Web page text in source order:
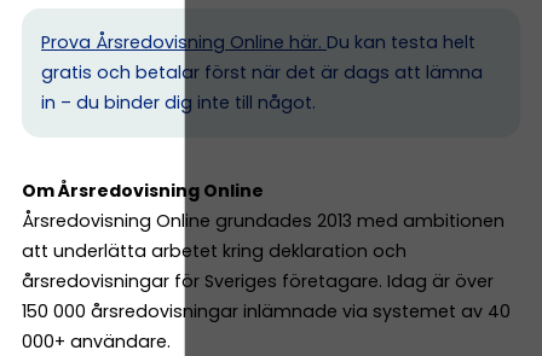
Prova Årsredovisning Online här. Du kan testa helt
gratis och betalar först när det är dags att lämna
in – du binder dig inte till något.
Om Årsredovisning Online
Årsredovisning Online grundades 2013 med ambitionen
att underlätta arbetet kring deklaration och
årsredovisningar för Sveriges företagare. Idag är över
150 000 årsredovisningar inlämnade via systemet av 40
000+ användare.